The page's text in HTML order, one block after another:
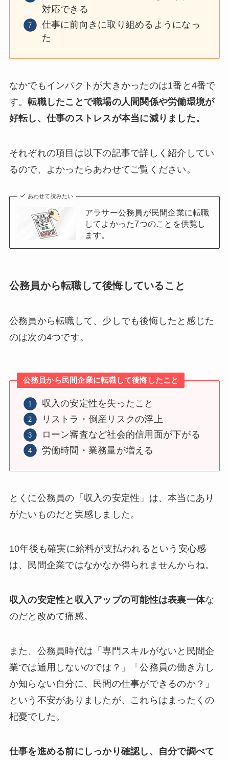
対応できる
仕事に前向きに取り組めるようになっ
た
なかでもインパクトが大きかったのは1番と4番で
す。転職したことで職場の人間関係や労働環境が
好転し、仕事のストレスが本当に減りました。
それぞれの項目は以下の記事で詳しく紹介してい
るので、よかったらあわせてご覧ください。
あわせて読みたい
アラサー公務員が民間企業に転職
してよかった7つのことを供覧し
ます。
公務員から転職して後悔していること
公務員から転職して、少しでも後悔したと感じた
のは次の4つです。
公務員から民間企業に転職して後悔したこと
収入の安定性を失ったこと
リストラ・倒産リスクの浮上
ローン審査など社会的信用面が下がる
労働時間・業務量が増える
とくに公務員の「収入の安定性」は、本当にあり
がたいものだと実感しました。
10年後も確実に給料が支払われるという安心感
は、民間企業ではなかなか得られませんからね。
収入の安定性と収入アップの可能性は表裏一体な
のだと改めて痛感。
また、公務員時代は「専門スキルがないと民間企
業では通用しないのでは？」「公務員の働き方し
か知らない自分に、民間の仕事ができるのか？」
という不安がありましたが、これらはまったくの
杞憂でした。
仕事を進める前にしっかり確認し、自分で調べて